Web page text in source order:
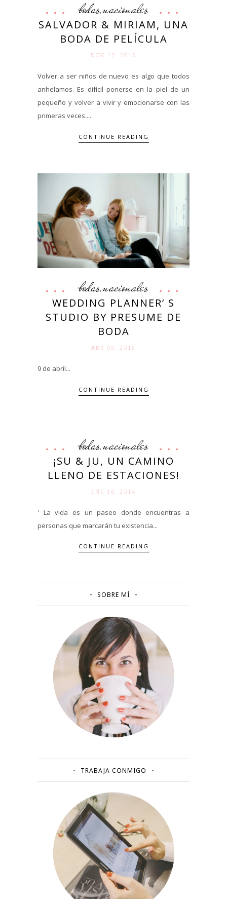
bodas,nacionales
SALVADOR & MIRIAM, UNA
BODA DE PELÍCULA
NOV 12. 2015
Volver a ser niños de nuevo es algo que todos
anhelamos. Es difícil ponerse en la piel de un
pequeño y volver a vivir y emocionarse con las
primeras veces....
CONTINUE READING
bodas,nacionales
WEDDING PLANNER’ S
STUDIO BY PRESUME DE
BODA
ABR 09. 2015
9 de abril...
CONTINUE READING
bodas ,nacionales
¡SU & JU, UN CAMINO
LLENO DE ESTACIONES!
ENE 16. 2014
' La vida es un paseo donde encuentras a
personas que marcarán tu existencia...
CONTINUE READING
SOBRE MÍ
TRABAJA CONMIGO